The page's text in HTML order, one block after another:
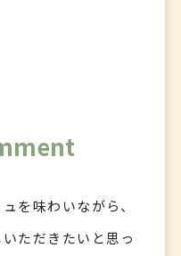
を味わいながら、
ただきたいと思っ